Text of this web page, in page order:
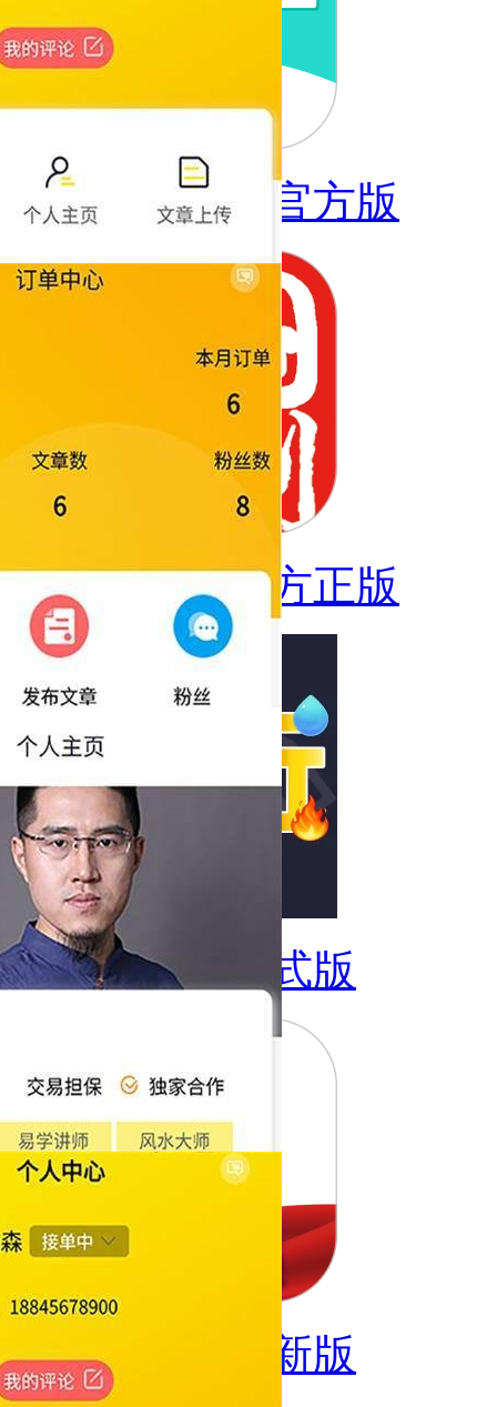
全洛阳直聘官方版
中国双创官方正版
五行穿衣正式版
同城租房全新版